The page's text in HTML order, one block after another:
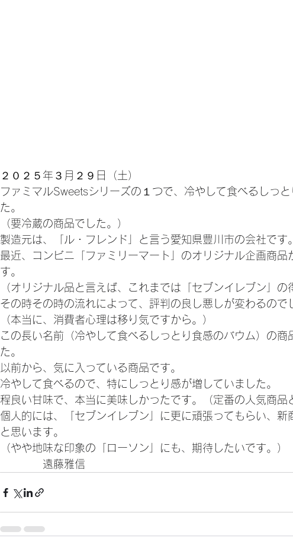
２０２５年３月２９日（土）
ファミマルSweetsシリーズの１つで、冷やして食べるしっ
た。
（要冷蔵の商品でした。）
製造元は、「ル・フレンド」と言う愛知県豊川市の会社です。
最近、コンビニ「ファミリーマート」のオリジナル企画商品
す。
（オリジナル品と言えば、これまでは「セブンイレブン」の
その時その時の流れによって、評判の良し悪しが変わるので
（本当に、消費者心理は移り気ですから。）
この長い名前（冷やして食べるしっとり食感のバウム）の商
た。
以前から、気に入っている商品です。
冷やして食べるので、特にしっとり感が増していました。
程良い甘味で、本当に美味しかったです。（定番の人気商品
個人的には、「セブンイレブン」に更に頑張ってもらい、新
と思います。
（やや地味な印象の「ローソン」にも、期待したいです。）
遠藤雅信